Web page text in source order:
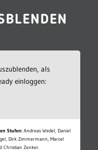
als
einloggen:
Stufen: Andreas Wedel, Daniel
Dirk Zimmermann, Marcel
Christian Zenker.